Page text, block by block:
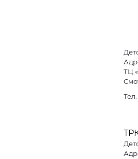
ТЦ
Тел.